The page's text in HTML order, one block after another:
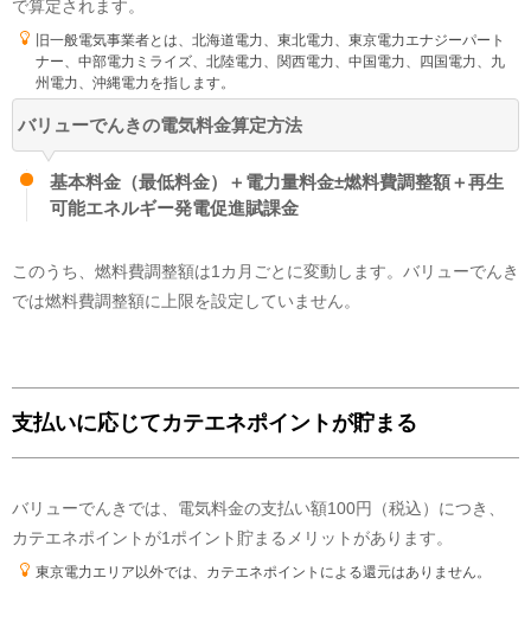
LNG火力
%
卸電力取引所
その他
6%
実績値を元に公開されているすべての電源構成については、旧一般電気事業
者にあたる小売電気事業者が保有する原子力発電所が稼働していないことか
所が含まれません。今後、原子力発電所が稼働した際には、すべての電力会
社の市場調達、常時バックアップ、インバランス補給等の内訳に原子力発電
による電気が含まれてくることが想定されます。
われており、この電気のCO2排出量については、火力発電なども含めた全
国平均の電気のCO2排出量を持った電気として扱われます。
その他
株式会社CDエナジーダイレクトの電源構成です。 東京電力エリアの電源構
成を表示しています。
で算定されます。
旧一般電気事業者とは、北海道電力、東北電力、東京電力エナジーパート
ナー、中部電力ミライズ、北陸電力、関西電力、中国電力、四国電力、九
州電力、沖縄電力を指します。
バリューでんきの電気料金算定方法
基本料金（最低料金）＋電力量料金±燃料費調整額＋再生
可能エネルギー発電促進賦課金
このうち、燃料費調整額は1カ月ごとに変動します。バリューでんき
では燃料費調整額に上限を設定していません。
支払いに応じてカテエネポイントが貯まる
バリューでんきでは、電気料金の支払い額100円（税込）につき、
カテエネポイントが1ポイント貯まるメリットがあります。
東京電力エリア以外では、カテエネポイントによる還元はありません。